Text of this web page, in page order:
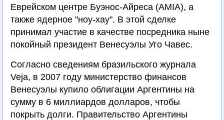
Еврейском центре Буэнос-Айреса (AMIA), а
также ядерное "ноу-хау". В этой сделке
принимал участие в качестве посредника ныне
покойный президент Венесуэлы Уго Чавес.
Согласно сведениям бразильского журнала
Veja, в 2007 году министерство финансов
Венесуэлы купило облигации Аргентины на
сумму в 6 миллиардов долларов, чтобы
покрыть долги. Правительство Аргентины